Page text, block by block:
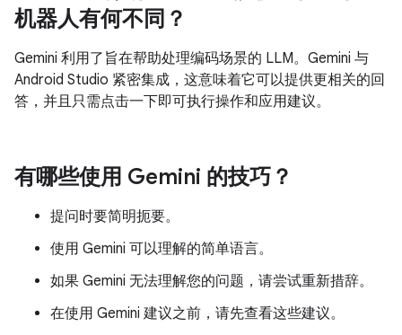
机器人有何不同？
Gemini 利用了旨在帮助处理编码场景的 LLM。Gemini 与
Android Studio 紧密集成，这意味着它可以提供更相关的回
答，并且只需点击一下即可执行操作和应用建议。
有哪些使用 Gemini 的技巧？
提问时要简明扼要。
使用 Gemini 可以理解的简单语言。
如果 Gemini 无法理解您的问题，请尝试重新措辞。
在使用 Gemini 建议之前，请先查看这些建议。